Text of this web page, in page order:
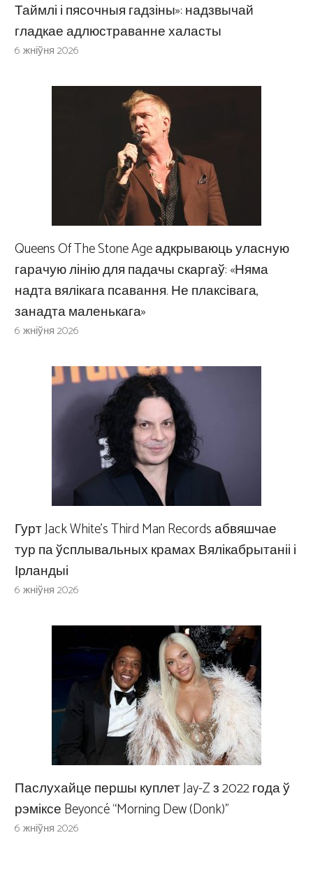
Таймлі і пясочныя гадзіны»: надзвычай
гладкае адлюстраванне халасты
6 жніўня 2026
Queens Of The Stone Age адкрываюць уласную
гарачую лінію для падачы скаргаў: «Няма
надта вялікага псавання. Не плаксівага,
занадта маленькага»
6 жніўня 2026
Гурт Jack White’s Third Man Records абвяшчае
тур па ўсплывальных крамах Вялікабрытаніі і
Ірландыі
6 жніўня 2026
Паслухайце першы куплет Jay-Z з 2022 года ў
рэміксе Beyoncé “Morning Dew (Donk)”
6 жніўня 2026